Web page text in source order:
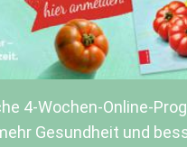
4-Wochen-Online-
Gesundheit und